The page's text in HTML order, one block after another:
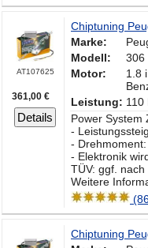
AT107625
361,00 €
Details
Chiptuning
Marke:
Modell:
306
Motor:
1.8
Leistung: 110
Power System
-
-
- Elektronik
TÜV: ggf.
Weitere
Chiptuning